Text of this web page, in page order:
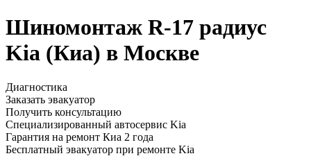
Шиномонтаж R-17 радиус
Kia (Киа) в Москве
Диагностика
Заказать эвакуатор
Получить консультацию
Специализированный автосервис Kia
Гарантия на ремонт Киа 2 года
Бесплатный эвакуатор при ремонте Kia